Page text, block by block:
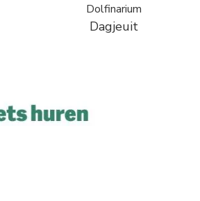
Dolfinarium
Dagjeuit